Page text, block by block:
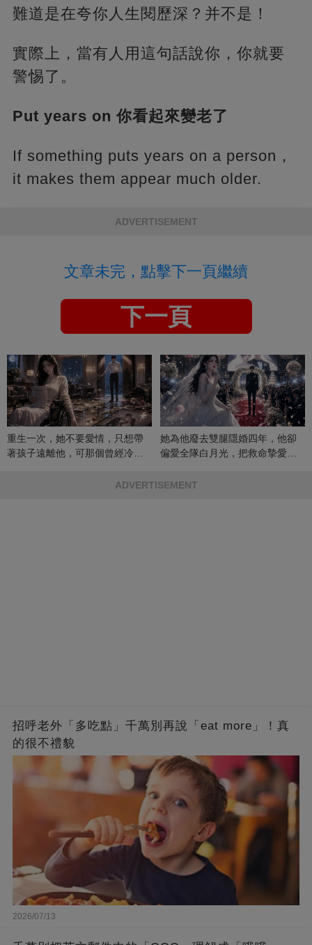
難道是在夸你人生閱歷深？并不是！
實際上，當有人用這句話說你，你就要
警惕了。
Put years on 你看起來變老了
If something puts years on a person，
it makes them appear much older.
ADVERTISEMENT
文章未完，點擊下一頁繼續
下一頁
重生一次，她不要愛情，只想帶
著孩子遠離他，可那個曾經冷漠
她為他廢去雙腿隱婚四年，他卻
偏愛全隊白月光，把救命摯愛當
ADVERTISEMENT
招呼老外「多吃點」千萬別再說「eat more」！真
的很不禮貌
2026/07/13